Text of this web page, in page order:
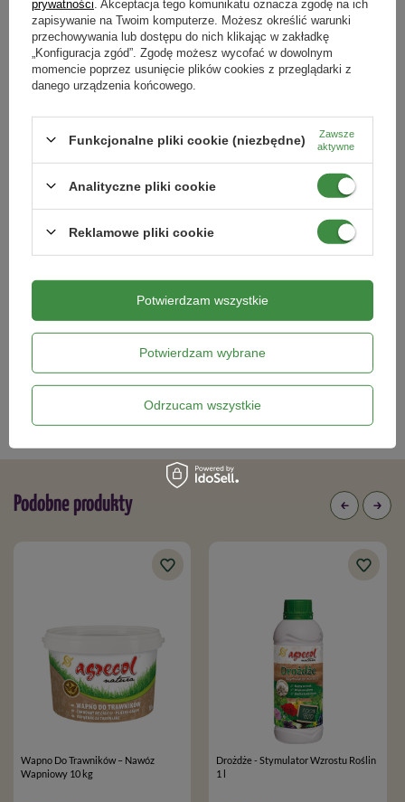
jest silnie skondensowany.
Skład
fosfor (P 2 O 5
) – 5%
Typ nawozu
mineralny
Podmiot odpowiedzialny za ten produkt na terenie UE
Produkty powiązane
32,99 zł 54,99 zł
Kategorie powiązane
Nawozy dla trawnika,Zdrowy trawnik po zimie,
Podobne produkty
Wapno Do Trawników – Nawóz
Wapniowy 10 kg
Drożdże - Stymulator Wzrostu Roślin
1 l
prywatności . Akceptacja tego komunikatu oznacza zgodę na ich
zapisywanie na Twoim komputerze. Możesz określić warunki
przechowywania lub dostępu do nich klikając w zakładkę
„Konfiguracja zgód”. Zgodę możesz wycofać w dowolnym
momencie poprzez usunięcie plików cookies z przeglądarki z
danego urządzenia końcowego.
Funkcjonalne pliki cookie (niezbędne)
Zawsze
aktywne
Analityczne pliki cookie
Reklamowe pliki cookie
Potwierdzam wybrane
Odrzucam wszystkie
Potwierdzam wszystkie